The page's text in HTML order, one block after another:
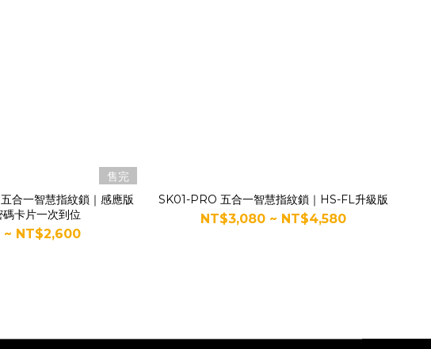
售完
合一智慧指紋鎖｜感應版
卡片一次到位
~ NT$2,600
SK01-PRO 五合一智慧指紋鎖｜HS-FL升級版
NT$3,080 ~ NT$4,580